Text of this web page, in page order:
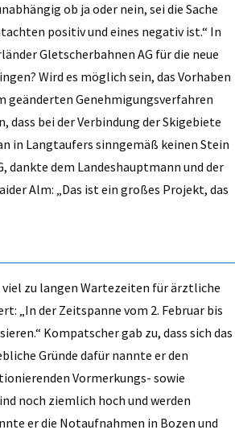
ob ja oder nein, sei die Sache
positiv und eines negativ ist.“ In
Gletscherbahnen AG für die neue
Wird es möglich sein, das Vorhaben
geänderten Genehmigungsverfahren
dass bei der Verbindung der Skigebiete
in Langtaufers sinngemäß keinen Stein
dankte dem Landeshauptmann und der
Alm: „Das ist ein großes Projekt, das
zu langen Wartezeiten für ärztliche
„In der Zeitspanne vom 2. Februar bis
Kompatscher gab zu, dass sich das
Gründe dafür nannte er den
Vormerkungs- sowie
noch ziemlich hoch und werden
er die Notaufnahmen in Bozen und